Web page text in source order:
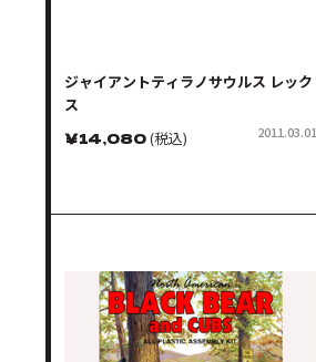
ジャイアントティラノサウルス レック
ス
￥14,080(税込) 2011.03.01